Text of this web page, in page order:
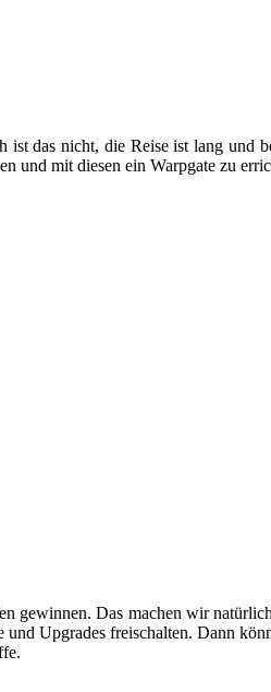
das nicht, die Reise ist lang und
und mit diesen ein Warpgate zu
gewinnen. Das machen wir
Upgrades freischalten. Dann